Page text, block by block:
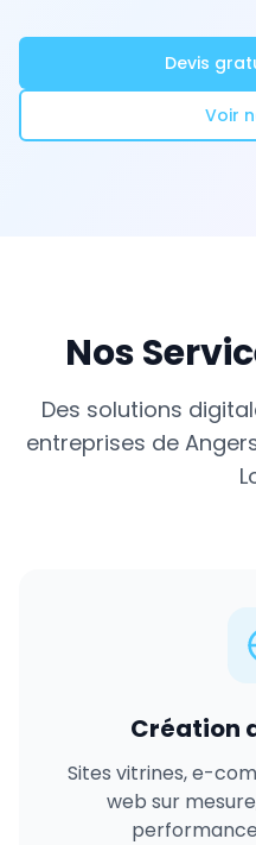
Devis
Voir
Nos
Des solutions
entreprises de
Création
Sites vitrines, e-
web sur